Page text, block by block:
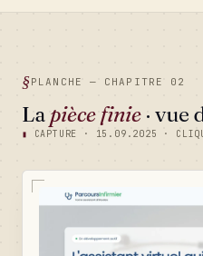
PLANCHE — CHAPITRE 02
La pièce finie · vue
▮ CAPTURE · 15.09.2025 ·